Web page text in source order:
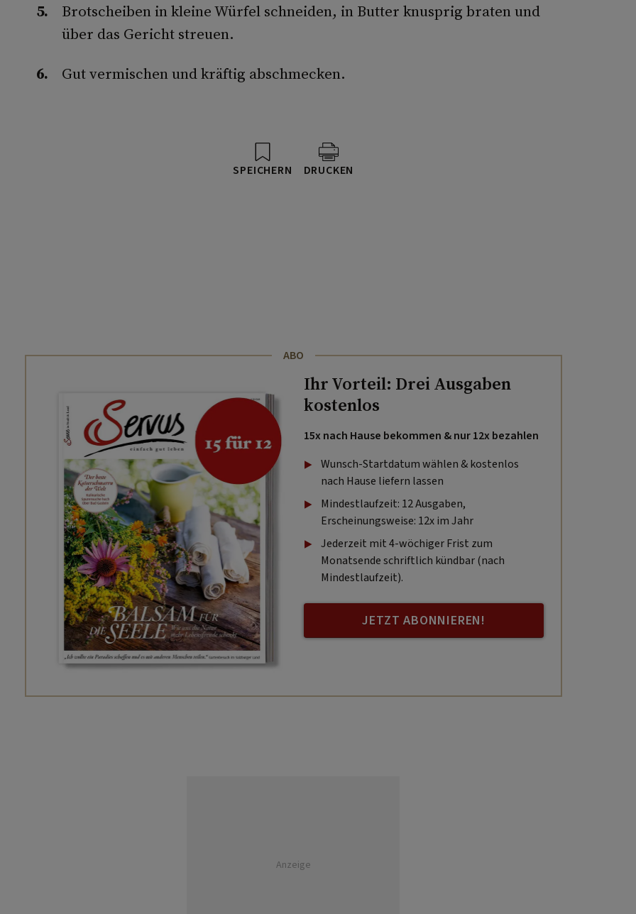
Brotscheiben in kleine Würfel schneiden, in Butter knusprig braten und
über das Gericht streuen.
Gut vermischen und kräftig abschmecken.
SPEICHERN DRUCKEN
ABO
Ihr Vorteil: Drei Ausgaben
kostenlos
15x nach Hause bekommen & nur 12x bezahlen
Wunsch-Startdatum wählen & kostenlos
nach Hause liefern lassen
Mindestlaufzeit: 12 Ausgaben,
Erscheinungsweise: 12x im Jahr
Jederzeit mit 4-wöchiger Frist zum
Monatsende schriftlich kündbar (nach
Mindestlaufzeit).
JETZT ABONNIEREN!
Anzeige